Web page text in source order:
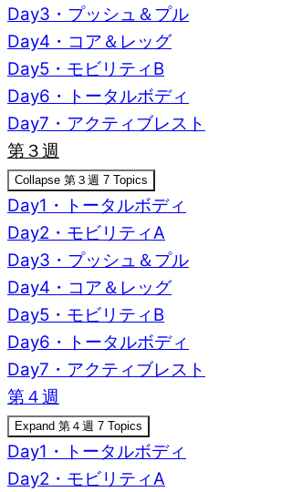
Day3・プッシュ＆プル
Day4・コア＆レッグ
Day5・モビリティB
Day6・トータルボディ
Day7・アクティブレスト
第３週
Collapse 第３週 7 Topics
Day1・トータルボディ
Day2・モビリティA
Day3・プッシュ＆プル
Day4・コア＆レッグ
Day5・モビリティB
Day6・トータルボディ
Day7・アクティブレスト
第４週
Expand 第４週 7 Topics
Day1・トータルボディ
Day2・モビリティA